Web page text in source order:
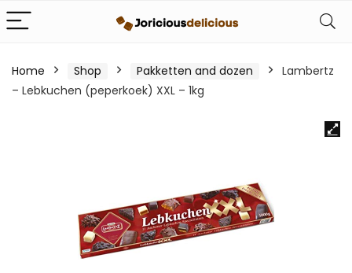
Home Shop Pakketten and dozen
Lambertz
– Lebkuchen (peperkoek) XXL – 1kg